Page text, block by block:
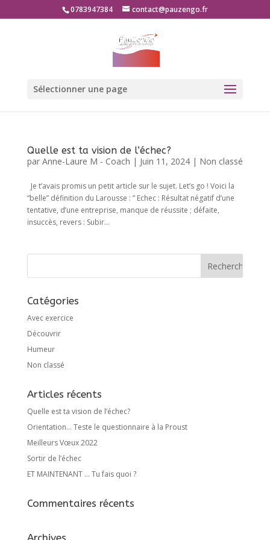
0783947384 contact@pauzengo.fr
Sélectionner une page
Quelle est ta vision de l’échec?
par Anne-Laure M - Coach | Juin 11, 2024| Non classé
Je t’avais promis un petit article sur le sujet. Let’s go ! Voici la
“belle” définition du Larousse : ” Echec : Résultat négatif d’une
tentative, d’une entreprise, manque de réussite ; défaite,
insuccès, revers : Subir...
Catégories
Avec exercice
Découvrir
Humeur
Non classé
Articles récents
Quelle est ta vision de l’échec?
Orientation… Teste le questionnaire à la Proust
Meilleurs Vœux 2022
Sortir de l’échec
ET MAINTENANT … Tu fais quoi ?
Commentaires récents
Archives